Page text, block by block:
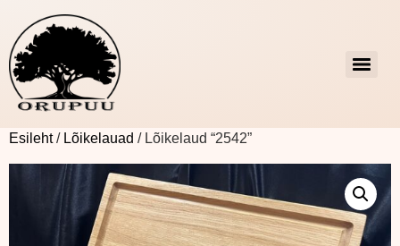
Esileht/ Lõikelauad / Lõikelaud “2542”